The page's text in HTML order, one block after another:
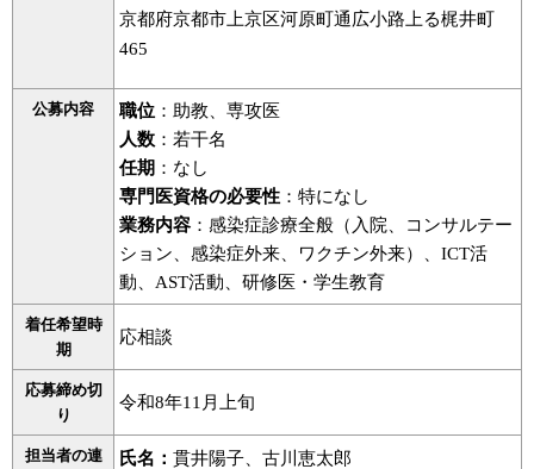
京都府京都市上京区河原町通広小路上る梶井町
465
公募内容 職位 ：助教、専攻医
人数 ：若干名
任期 ：なし
専門医資格の必要性 ：特になし
業務内容 ：感染症診療全般（入院、コンサルテー
ション、感染症外来、ワクチン外来）、ICT活
動、AST活動、研修医・学生教育
着任希望時
期
応相談
応募締め切
り
令和8年11月上旬
担当者の連
氏名： 貫井陽子、古川恵太郎